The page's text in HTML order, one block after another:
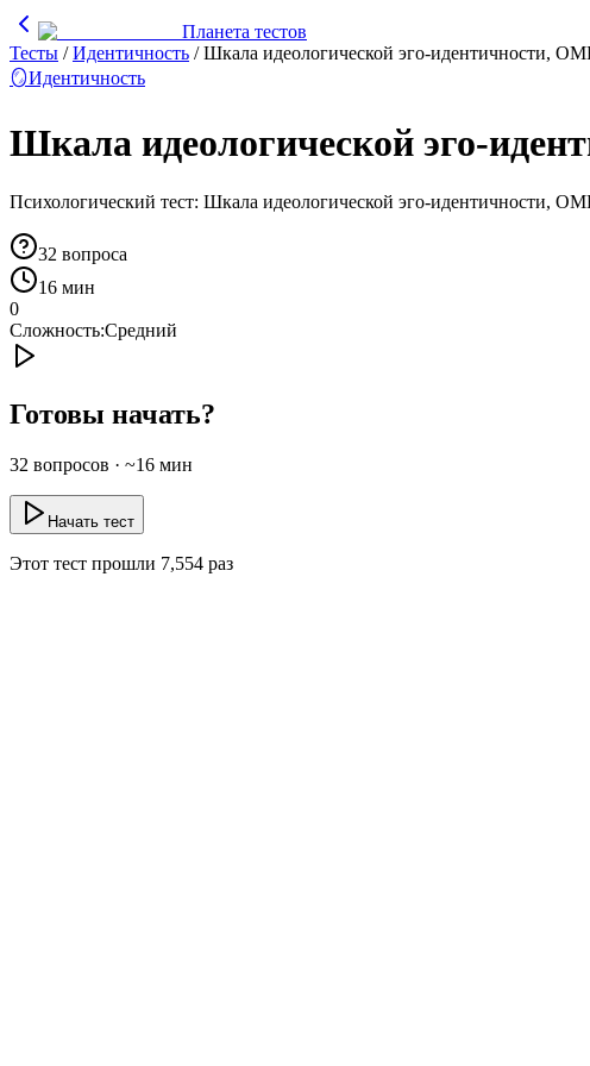
Планета тестов
Тесты /Идентичность /Шкала идеологической эго-идентичности,
🪞Идентичность
Шкала идеологической эго-
Психологический тест: Шкала идеологической эго-идентичности,
32 вопроса
16 мин
0
Сложность:Средний
Готовы начать?
32 вопросов · ~16 мин
Начать тест
Этот тест прошли 7,554 раз